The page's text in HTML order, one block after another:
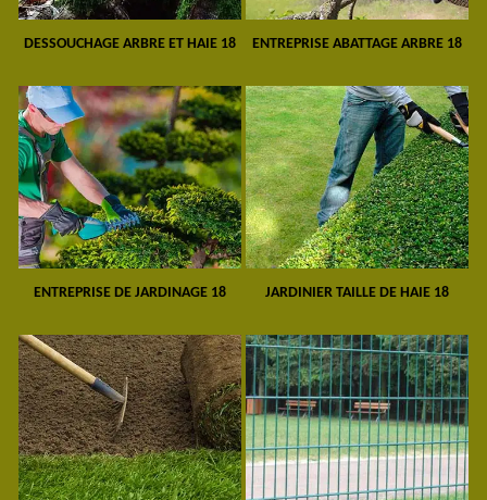
DESSOUCHAGE ARBRE ET HAIE 18 ENTREPRISE ABATTAGE ARBRE 18
ENTREPRISE DE JARDINAGE 18 JARDINIER TAILLE DE HAIE 18